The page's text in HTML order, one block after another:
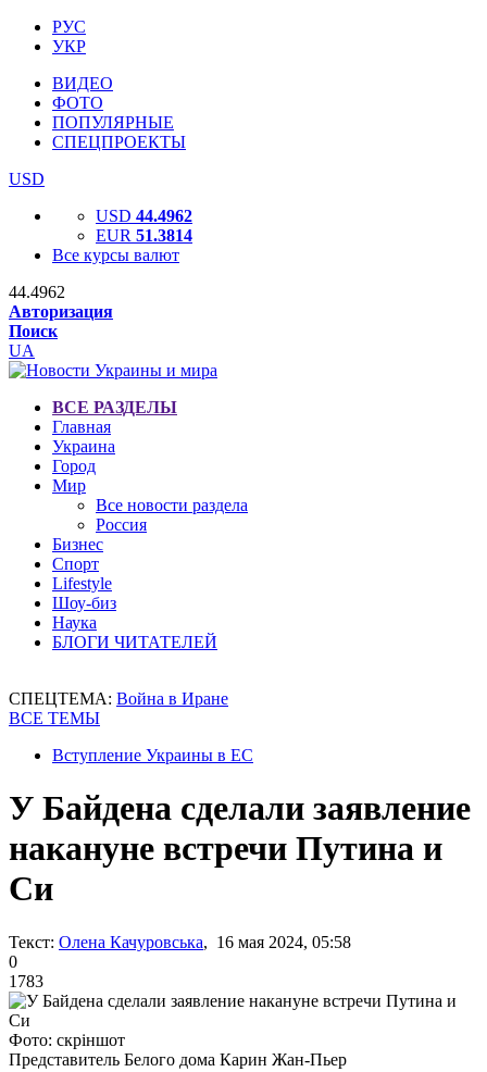
РУС
УКР
ВИДЕО
ФОТО
ПОПУЛЯРНЫЕ
СПЕЦПРОЕКТЫ
USD
USD 44.4962
EUR 51.3814
Все курсы валют
44.4962
Авторизация
Поиск
UA
ВСЕ РАЗДЕЛЫ
Главная
Украина
Город
Мир
Все новости раздела
Россия
Бизнес
Спорт
Lifestyle
Шоу-биз
Наука
БЛОГИ ЧИТАТЕЛЕЙ
СПЕЦТЕМА: Война в Иране
ВСЕ ТЕМЫ
Вступление Украины в ЕС
У Байдена сделали заявление
накануне встречи Путина и
Си
Текст: Олена Качуровська, 16 мая 2024, 05:58
0
1783
Фото: скріншот
Представитель Белого дома Карин Жан-Пьер